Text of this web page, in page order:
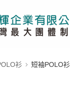
衫 短袖POLO衫